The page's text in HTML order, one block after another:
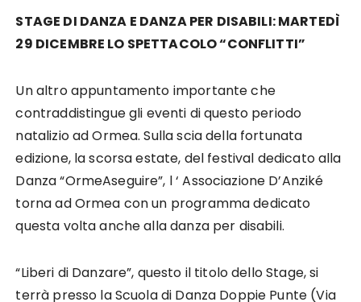
STAGE DI DANZA E DANZA PER DISABILI: MARTEDÌ
29 DICEMBRE LO SPETTACOLO “CONFLITTI”
Un altro appuntamento importante che
contraddistingue gli eventi di questo periodo
natalizio ad Ormea. Sulla scia della fortunata
edizione, la scorsa estate, del festival dedicato alla
Danza “OrmeAseguire”, l ‘ Associazione D’Anziké
torna ad Ormea con un programma dedicato
questa volta anche alla danza per disabili.
“Liberi di Danzare”, questo il titolo dello Stage, si
terrà presso la Scuola di Danza Doppie Punte (Via